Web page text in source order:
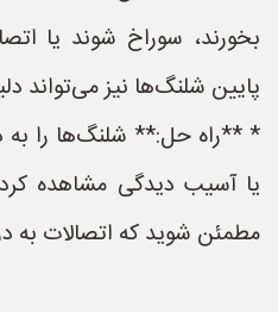
بخورند، سوراخ شوند یا
پایین شلنگ‌ها نیز می‌تواند
* **راه حل:** شلنگ‌ها را به
یا آسیب دیدگی مشاهده
مطمئن شوید که اتصالات به